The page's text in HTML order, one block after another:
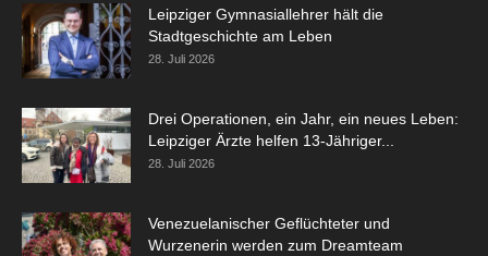
Leipziger Gymnasiallehrer hält die
Stadtgeschichte am Leben
28. Juli 2026
Drei Operationen, ein Jahr, ein neues Leben:
Leipziger Ärzte helfen 13-Jähriger...
28. Juli 2026
Venezuelanischer Geflüchteter und
Wurzenerin werden zum Dreamteam